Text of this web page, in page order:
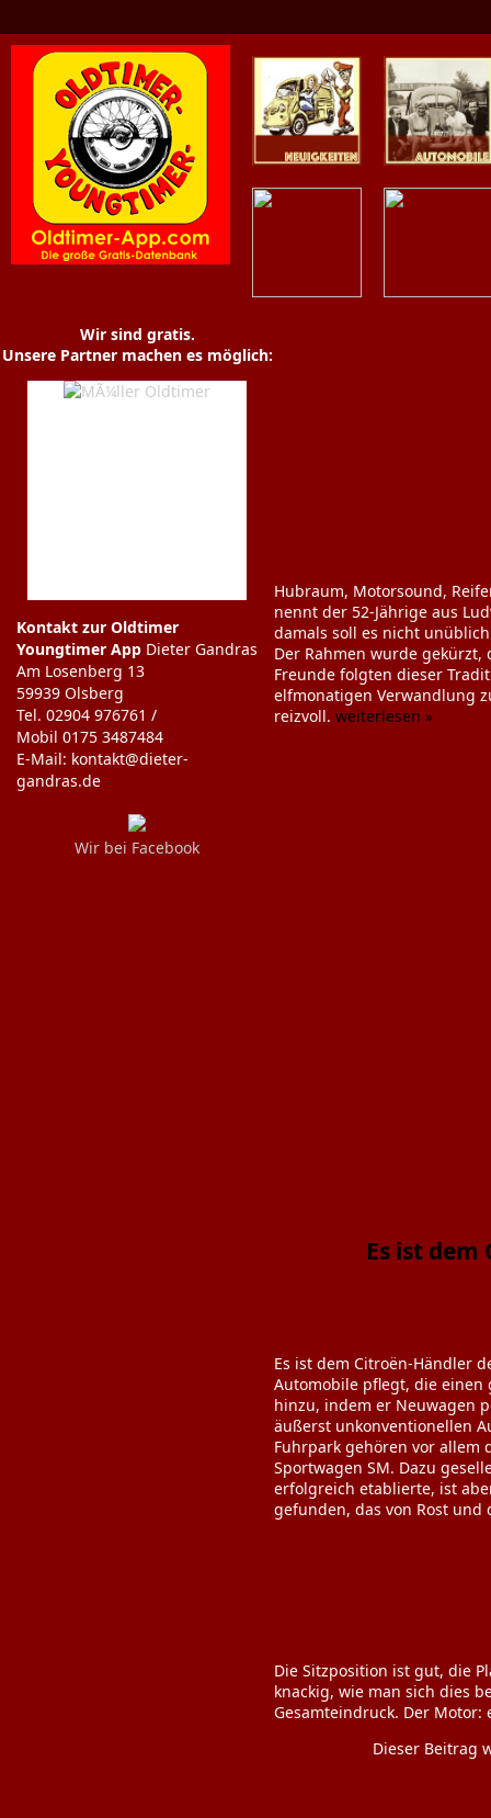
Youngtimer
Wir sind gratis.
Unsere Partner machen es möglich:
Kontakt zur Oldtimer
Youngtimer App Dieter Gandras
Am Losenberg 13
59939 Olsberg
Tel. 02904 976761 /
Mobil 0175 3487484
E-Mail: kontakt@dieter-
gandras.de
Wir bei Facebook
Hubraum, Motorsound,
nennt der 52-Jährige aus
damals soll es nicht
Der Rahmen wurde
Freunde folgten dieser
elfmonatigen Verwandlung
reizvoll. weiterlesen »
Es ist
Es ist dem Citroën-Händler
Automobile pflegt, die einen
hinzu, indem er Neuwagen
äußerst unkonventionellen
Fuhrpark gehören vor allem
Sportwagen SM. Dazu
erfolgreich etablierte, ist
gefunden, das von Rost
Die Sitzposition ist gut, die
knackig, wie man sich dies
Gesamteindruck. Der Motor:
Dieser Beitrag